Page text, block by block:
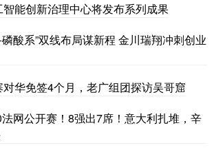
能创新治理中心将发布系列成果
酸系”双线布局谋新程 金川瑞翔冲刺创业
华免签4个月，老广组团探访吴哥窟
网公开赛！8强出7席！意大利扎堆，辛